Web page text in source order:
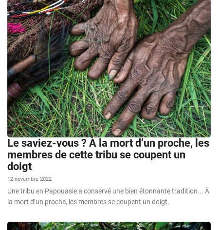
Le saviez-vous ? À la mort d’un proche, les
membres de cette tribu se coupent un
doigt
12 novembre 2022
Une tribu en Papouasie a conservé une bien étonnante tradition... À
la mort d’un proche, les membres se coupent un doigt.